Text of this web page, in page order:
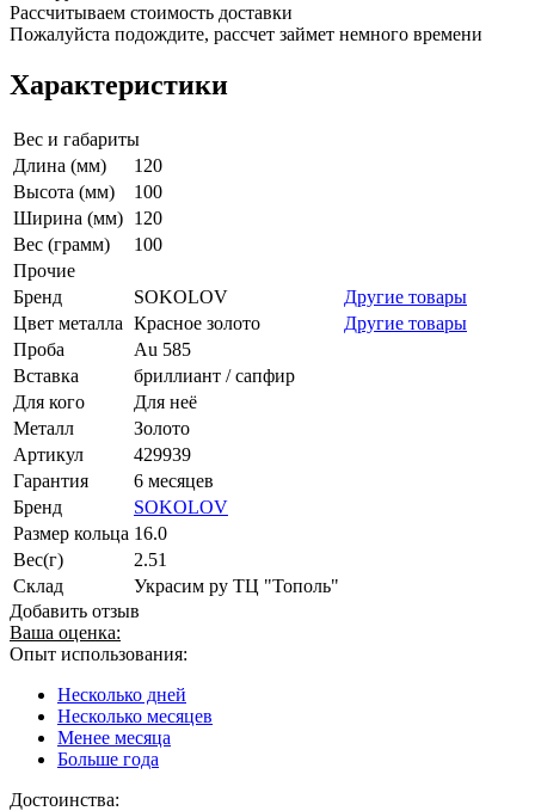
Рассчитываем стоимость доставки
Пожалуйста подождите, рассчет займет немного времени
Характеристики
Вес и габариты
Длина (мм)
120
Высота (мм)
100
Ширина (мм) 120
Вес (грамм)
100
Прочие
Бренд
SOKOLOV
Другие товары
Цвет металла Красное золото
Другие товары
Проба
Au 585
Вставка
бриллиант / сапфир
Для кого
Для неё
Металл
Золото
Артикул
429939
Гарантия
6 месяцев
Бренд
SOKOLOV
Размер кольца 16.0
Вес(г)
2.51
Склад
Украсим ру ТЦ "Тополь"
Добавить отзыв
Ваша оценка:
Опыт использования:
Несколько дней
Несколько месяцев
Менее месяца
Больше года
Достоинства: